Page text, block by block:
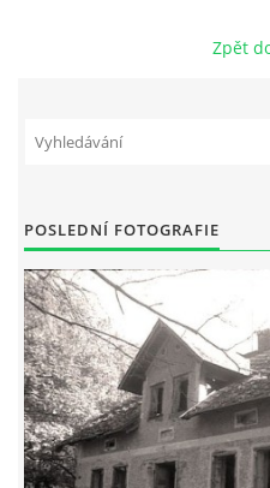
DŮL NA SLÍDU (NA KOLE)
Tento projekt je
města
© 2026 eStránky.cz |
Zpět
POSLEDNÍ FOTOGRAFIE